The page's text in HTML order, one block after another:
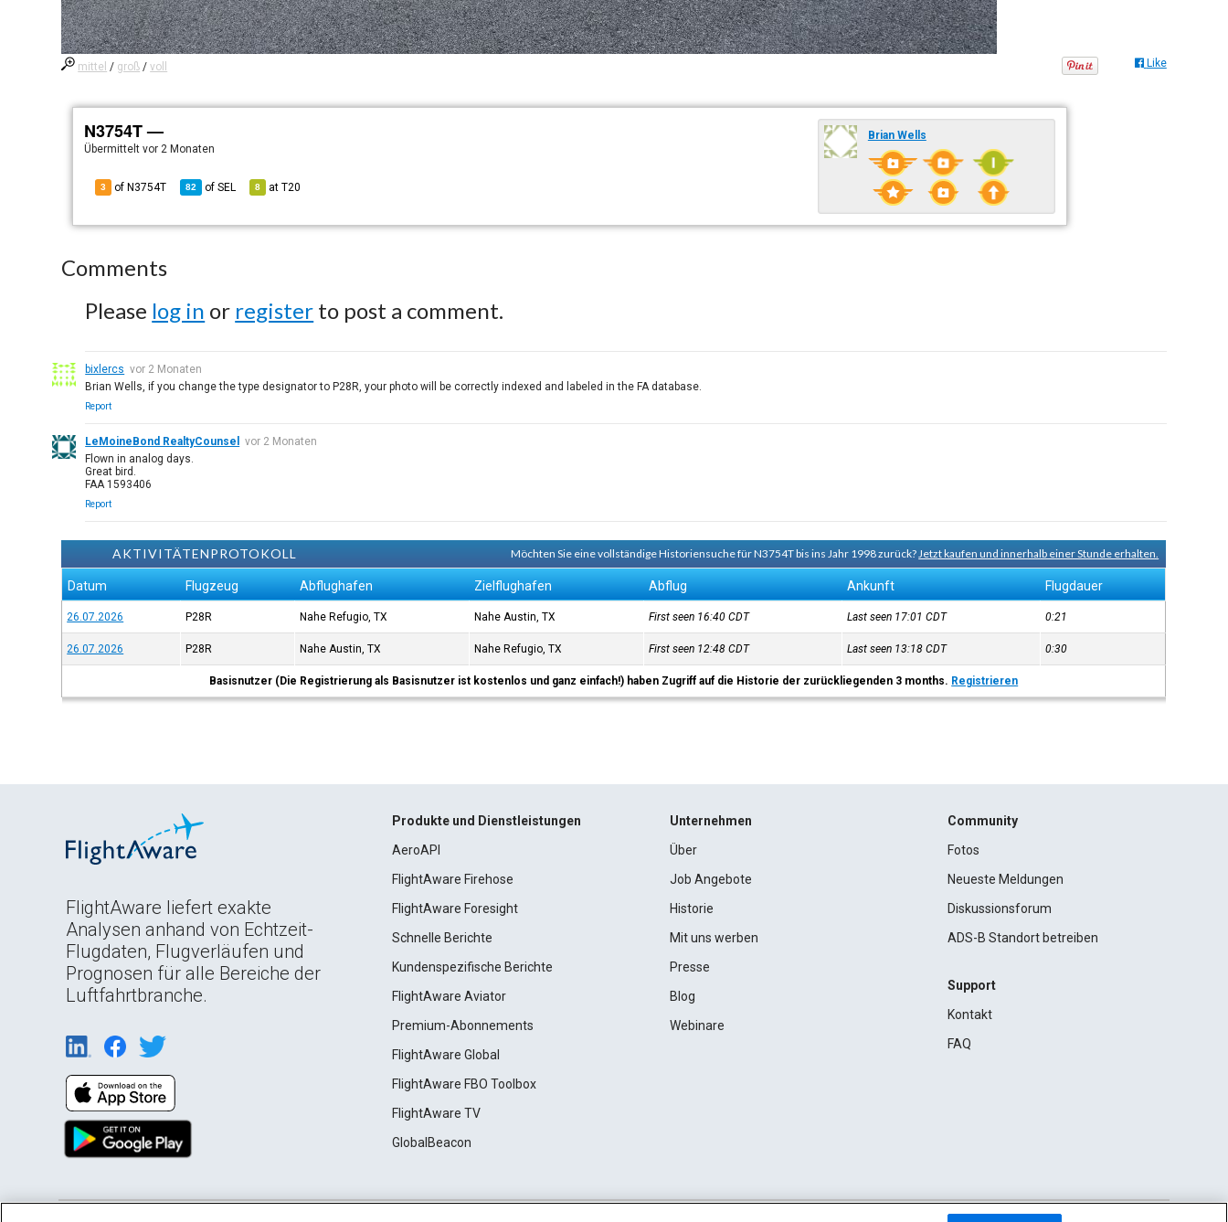
mittel / groß /voll Like
N3754T —
Übermitteltvor 2 Monaten
3 of N3754T 82 ofSEL 8 atT20
Brian Wells
Comments
Please log in or register to post a comment.
bixlercs vor 2 Monaten
Brian Wells, if you change the type designator to P28R, your photo will be correctly indexed and labeled in the FA database.
Report
LeMoineBond RealtyCounsel
vor 2 Monaten
Flown in analog days.
Great bird.
FAA 1593406
Report
AKTIVITÄTENPROTOKOLL Möchten Sie eine vollständige Historiensuche für N3754T bis ins Jahr 1998 zurück?Jetzt kaufen und innerhalb einer Stunde erhalten.
Datum Flugzeug Abflughafen Zielflughafen Abflug Ankunft Flugdauer
26.07.2026 P28R Nahe Refugio, TX Nahe Austin, TX First seen 16:40CDT Last seen 17:01CDT 0:21
26.07.2026 P28R Nahe Austin, TX Nahe Refugio, TX First seen 12:48CDT Last seen 13:18CDT 0:30
Basisnutzer (Die Registrierung als Basisnutzer ist kostenlos und ganz einfach!) haben Zugriff auf die Historie der zurückliegenden 3 months. Registrieren
FlightAware liefert exakte
Analysen anhand von Echtzeit-
Flugdaten, Flugverläufen und
Prognosen für alle Bereiche der
Luftfahrtbranche.
Produkte und Dienstleistungen
AeroAPI
FlightAware Firehose
FlightAware Foresight
Schnelle Berichte
Kundenspezifische Berichte
FlightAware Aviator
Premium-Abonnements
FlightAware Global
FlightAware FBO Toolbox
FlightAware TV
GlobalBeacon
Unternehmen
Über
Job Angebote
Historie
Mit uns werben
Presse
Blog
Webinare
Community
Fotos
Neueste Meldungen
Diskussionsforum
ADS-B Standort betreiben
Support
Kontakt
FAQ